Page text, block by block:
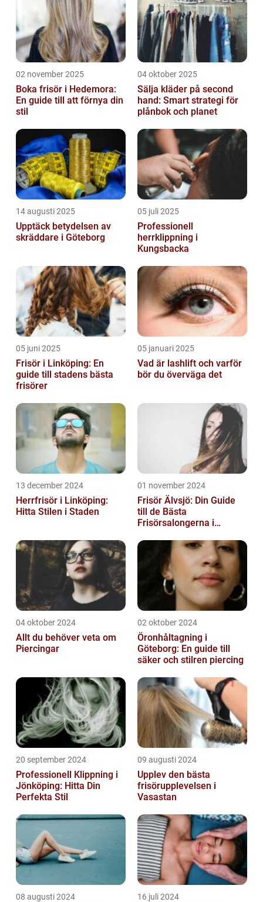
02 november 2025
Boka frisör i Hedemora:
En guide till att förnya din
stil
04 oktober 2025
Sälja kläder på second
hand: Smart strategi för
plånbok och planet
14 augusti 2025
Upptäck betydelsen av
skräddare i Göteborg
05 juli 2025
Professionell
herrklippning i
Kungsbacka
05 juni 2025
Frisör i Linköping: En
guide till stadens bästa
frisörer
05 januari 2025
Vad är lashlift och varför
bör du överväga det
13 december 2024
Herrfrisör i Linköping:
Hitta Stilen i Staden
01 november 2024
Frisör Älvsjö: Din Guide
till de Bästa
Frisörsalongerna i
04 oktober 2024
Allt du behöver veta om
Piercingar
02 oktober 2024
Öronhåltagning i
Göteborg: En guide till
säker och stilren piercing
20 september 2024
Professionell Klippning i
Jönköping: Hitta Din
Perfekta Stil
09 augusti 2024
Upplev den bästa
frisörupplevelsen i
Vasastan
08 augusti 2024 16 juli 2024